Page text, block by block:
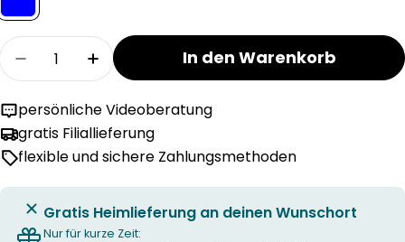
Menge
Menge für SEVERIN Kinder
Menge für SEVERIN Kinder
In den Warenkorb
persönliche Videoberatung
gratis Filiallieferung
flexible und sichere Zahlungsmethoden
Gratis Heimlieferung an deinen Wunschort
Nur für kurze Zeit: